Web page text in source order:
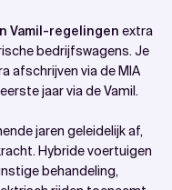
Vamil-regelingen extra
bedrijfswagens. Je
afschrijven via de MIA
jaar via de Vamil.
jaren geleidelijk af,
Hybride voertuigen
behandeling,